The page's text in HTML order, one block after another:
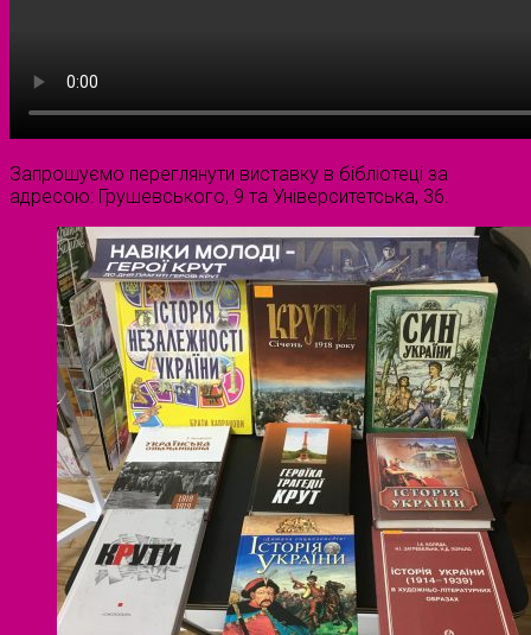
Запрошуємо переглянути виставку в бібліотеці за
адресою: Грушевського, 9 та Університетська, 36.